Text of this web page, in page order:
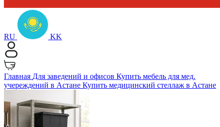
RU KK
Главная Для заведений и офисов Купить мебель для мед.
учереждений в Астане Купить медицинский стеллаж в Астане